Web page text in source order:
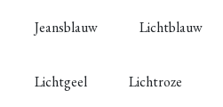
Jeansblauw Lichtblauw
Lichtgeel Lichtroze